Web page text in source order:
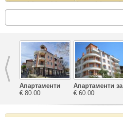
Апартаменти
Катерина
€ 80.00
Апартаменти за
почивка
€ 60.00